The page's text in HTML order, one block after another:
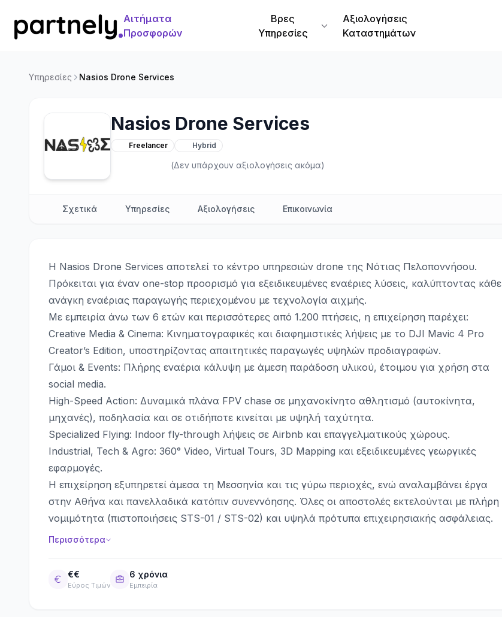
Αιτήματα
Προσφορών
Βρες
Υπηρεσίες
Αξιολογήσεις
Καταστημάτων
Υπηρεσίες Nasios Drone Services
Nasios Drone Services
Freelancer Hybrid
(Δεν υπάρχουν αξιολογήσεις ακόμα)
Σχετικά Υπηρεσίες Αξιολογήσεις Επικοινωνία
Η Nasios Drone Services αποτελεί το κέντρο υπηρεσιών drone της Νότιας Πελοποννήσου.
Πρόκειται για έναν one-stop προορισμό για εξειδικευμένες εναέριες λύσεις, καλύπτοντας κάθε
ανάγκη εναέριας παραγωγής περιεχομένου με τεχνολογία αιχμής.
Με εμπειρία άνω των 6 ετών και περισσότερες από 1.200 πτήσεις, η επιχείρηση παρέχει:
Creative Media & Cinema: Κινηματογραφικές και διαφημιστικές λήψεις με το DJI Mavic 4 Pro
Creator’s Edition, υποστηρίζοντας απαιτητικές παραγωγές υψηλών προδιαγραφών.
Γάμοι & Events: Πλήρης εναέρια κάλυψη με άμεση παράδοση υλικού, έτοιμου για χρήση στα
social media.
High-Speed Action: Δυναμικά πλάνα FPV chase σε μηχανοκίνητο αθλητισμό (αυτοκίνητα,
μηχανές), ποδηλασία και σε οτιδήποτε κινείται με υψηλή ταχύτητα.
Specialized Flying: Indoor fly-through λήψεις σε Airbnb και επαγγελματικούς χώρους.
Industrial, Tech & Agro: 360° Video, Virtual Tours, 3D Mapping και εξειδικευμένες γεωργικές
εφαρμογές.
Η επιχείρηση εξυπηρετεί άμεσα τη Μεσσηνία και τις γύρω περιοχές, ενώ αναλαμβάνει έργα
στην Αθήνα και πανελλαδικά κατόπιν συνεννόησης. Όλες οι αποστολές εκτελούνται με πλήρη
νομιμότητα (πιστοποιήσεις STS-01 / STS-02) και υψηλά πρότυπα επιχειρησιακής ασφάλειας.
Περισσότερα
€€
Εύρος Τιμών
6 χρόνια
Εμπειρία